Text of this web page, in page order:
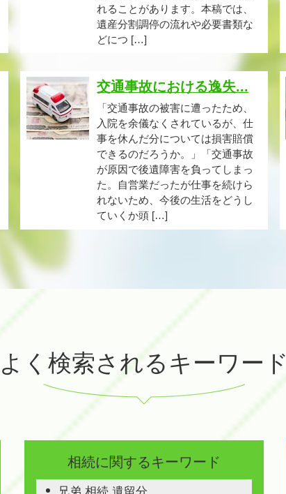
れることがあります。本稿では、
遺産分割調停の流れや必要書類な
どにつ […]
交通事故における逸失...
「交通事故の被害に遭ったため、
入院を余儀なくされているが、仕
事を休んだ分については損害賠償
できるのだろうか。」「交通事故
が原因で後遺障害を負ってしまっ
た。自営業だったが仕事を続けら
れないため、今後の生活をどうし
ていくか頭 […]
よく検索されるキーワード
相続に関するキーワード
兄弟 相続 遺留分